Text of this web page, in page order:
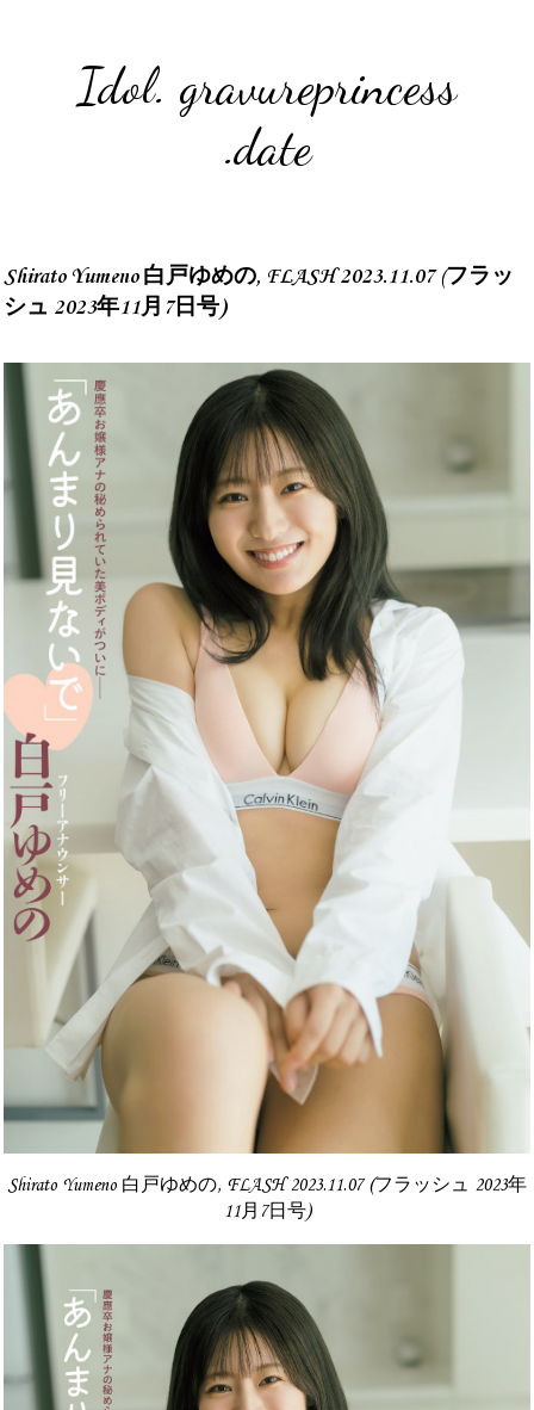
Idol. gravureprincess
.date
Shirato Yumeno 白戸ゆめの, FLASH 2023.11.07 (フラッ
シュ 2023年11月7日号)
Shirato Yumeno 白戸ゆめの, FLASH 2023.11.07 (フラッシュ 2023年
11月7日号)